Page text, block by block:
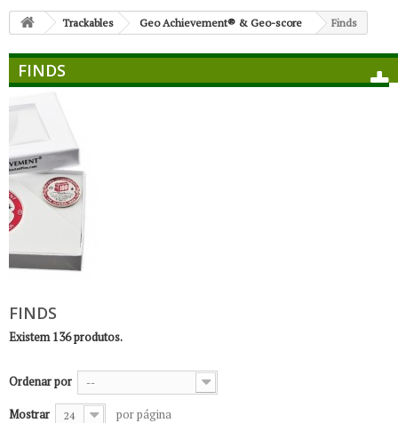
Trackables Geo Achievement® & Geo-score Finds
FINDS
FINDS
Existem 136 produtos.
Ordenar por --
Mostrar 24 por página